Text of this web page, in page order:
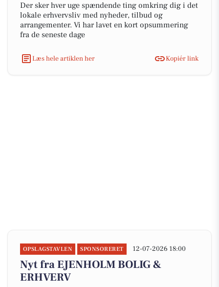
Der sker hver uge spændende ting omkring dig i det
lokale erhvervsliv med nyheder, tilbud og
arrangementer. Vi har lavet en kort opsummering
fra de seneste dage
Læs hele artiklen her Kopiér link
OPSLAGSTAVLEN SPONSORERET 12-07-2026 18:00
Nyt fra EJENHOLM BOLIG &
ERHVERV